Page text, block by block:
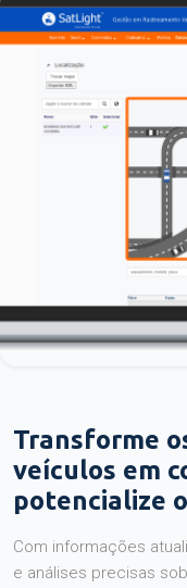
Transforme
veículos em
potencialize
Com informações
e análises precisas